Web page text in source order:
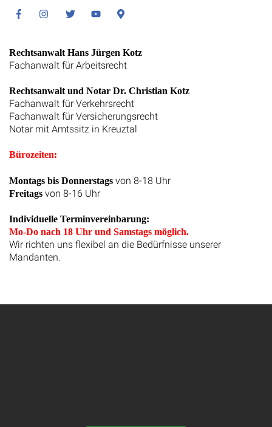
FacebookInstagramTwitter YoutubeGoogle
Rechtsanwalt Hans Jürgen Kotz
Fachanwalt für Arbeitsrecht
Rechtsanwalt und Notar Dr. Christian Kotz
Fachanwalt für Verkehrsrecht
Fachanwalt für Versicherungsrecht
Notar mit Amtssitz in Kreuztal
Bürozeiten:
Montags bis Donnerstags von 8-18 Uhr
Freitags von 8-16 Uhr
Individuelle Terminvereinbarung:
Mo-Do nach 18 Uhr und Samstags möglich.
Wir richten uns flexibel an die Bedürfnisse unserer
Mandanten.